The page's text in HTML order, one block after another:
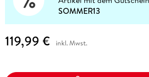
SOMMER13
119,99 € inkl. Mwst.